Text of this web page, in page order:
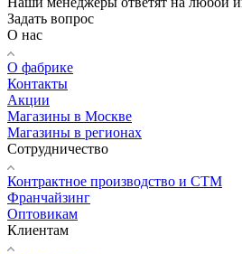
Задать вопрос
О нас
О фабрике
Контакты
Акции
Магазины в Москве
Магазины в регионах
Сотрудничество
Контрактное производство и СТМ
Франчайзинг
Оптовикам
Клиентам